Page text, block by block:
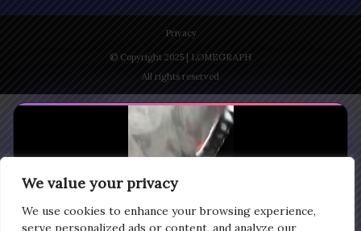
We value your privacy
We use cookies to enhance your browsing experience,
serve personalized ads or content, and analyze our
Privacy
© Copyright 2025 | LOMEGRAPH
All rights reserved